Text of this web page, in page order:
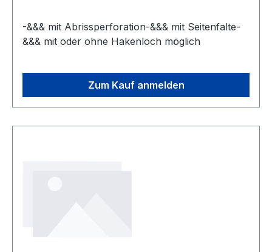
-&&& mit Abrissperforation-&&& mit Seitenfalte-
&&& mit oder ohne Hakenloch möglich
Zum Kauf anmelden